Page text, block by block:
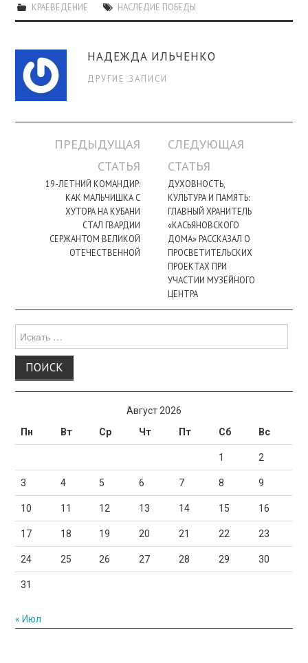
КРАЕВЕДЕНИЕ НАСЛЕДИЕ ПОБЕДЫ
НАДЕЖДА ИЛЬЧЕНКО
ДРУГИЕ ЗАПИСИ
Навигация
записи
ПРЕДЫДУЩАЯ
СТАТЬЯ
19-ЛЕТНИЙ КОМАНДИР:
КАК МАЛЬЧИШКА С
ХУТОРА НА КУБАНИ
СТАЛ ГВАРДИИ
СЕРЖАНТОМ ВЕЛИКОЙ
ОТЕЧЕСТВЕННОЙ
СЛЕДУЮЩАЯ
СТАТЬЯ
ДУХОВНОСТЬ,
КУЛЬТУРА И ПАМЯТЬ:
ГЛАВНЫЙ ХРАНИТЕЛЬ
«КАСЬЯНОВСКОГО
ДОМА» РАССКАЗАЛ О
ПРОСВЕТИТЕЛЬСКИХ
ПРОЕКТАХ ПРИ
УЧАСТИИ МУЗЕЙНОГО
ЦЕНТРА
для:
Август 2026
Пн
Вт Ср Чт Пт Сб Вс
1 2
3 4 5 6 7 8 9
10 11 12 13 14 15 16
17 18 19 20 21 22 23
24 25 26 27 28 29 30
31
« Июл